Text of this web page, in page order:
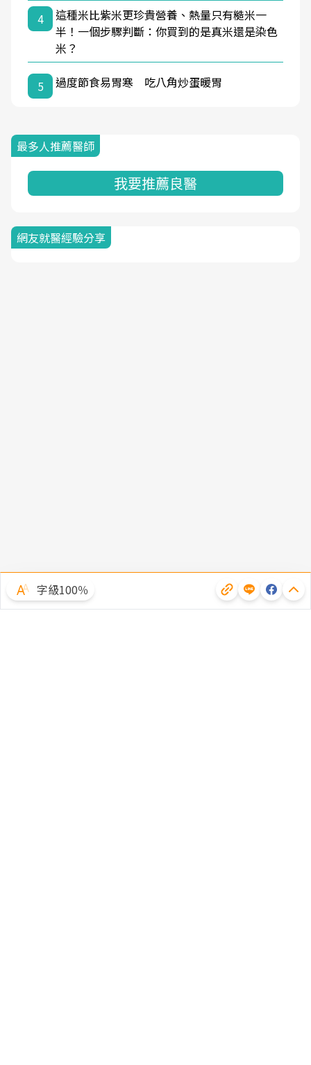
4
這種米比紫米更珍貴營養、熱量只有糙米一
半！一個步驟判斷：你買到的是真米還是染色
米？
5 過度節食易胃寒 吃八角炒蛋暖胃
最多人推薦醫師
我要推薦良醫
網友就醫經驗分享
字級100％